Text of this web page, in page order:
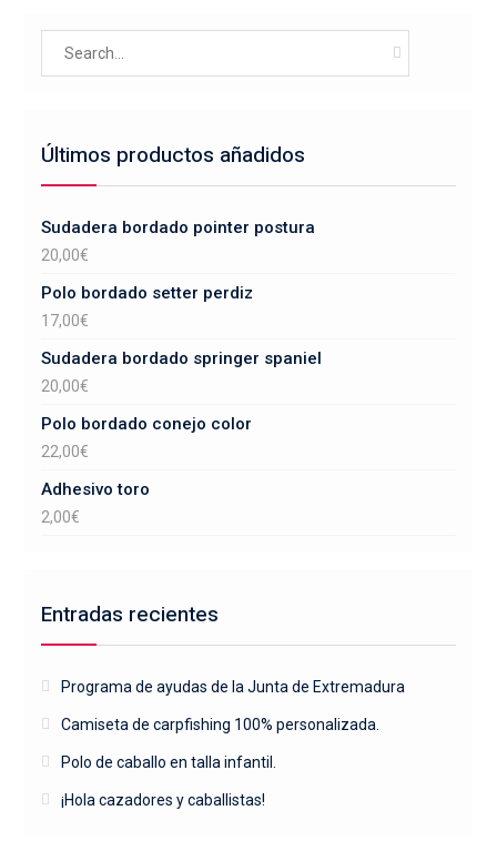
Últimos productos añadidos
Sudadera bordado pointer postura
20,00€
Polo bordado setter perdiz
17,00€
Sudadera bordado springer spaniel
20,00€
Polo bordado conejo color
22,00€
Adhesivo toro
2,00€
Entradas recientes
Programa de ayudas de la Junta de Extremadura
Camiseta de carpfishing 100% personalizada.
Polo de caballo en talla infantil.
¡Hola cazadores y caballistas!